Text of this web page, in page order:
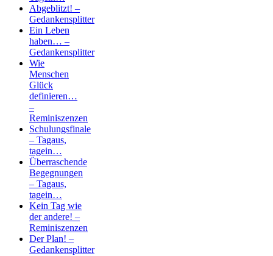
Abgeblitzt! –
Gedankensplitter
Ein Leben
haben… –
Gedankensplitter
Wie
Menschen
Glück
definieren…
–
Reminiszenzen
Schulungsfinale
– Tagaus,
tagein…
Überraschende
Begegnungen
– Tagaus,
tagein…
Kein Tag wie
der andere! –
Reminiszenzen
Der Plan! –
Gedankensplitter